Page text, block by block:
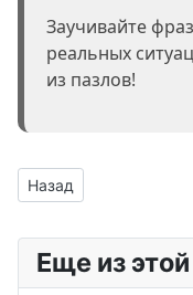
Заучивайте
реальных
из пазлов!
Предыдущий: 70
Назад
Еще из